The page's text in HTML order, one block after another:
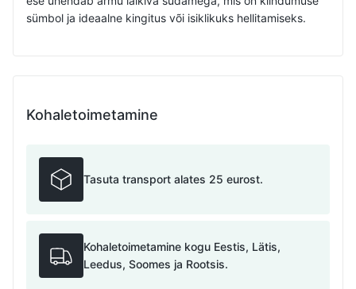
sümbol ja ideaalne kingitus või isiklikuks hellitamiseks.
Kohaletoimetamine
Tasuta transport alates 25 eurost.
Kohaletoimetamine kogu Eestis, Lätis,
Leedus, Soomes ja Rootsis.